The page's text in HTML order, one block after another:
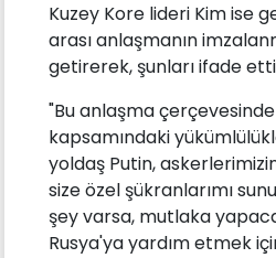
Kuzey Kore lideri Kim ise
arası anlaşmanın
getirerek, şunları ifade
"Bu anlaşma
kapsamındaki
yoldaş Putin,
size özel şükranlarımı
şey varsa, mutlaka
Rusya'ya yardım etmek